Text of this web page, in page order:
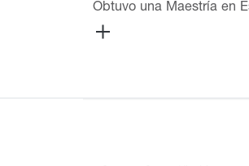
Obtuvo una Maestría en
Coordinadora de la Sala